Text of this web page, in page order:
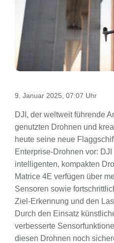
9. Januar 2025, 07:07 Uhr
DJI, der weltweit führende
genutzten Drohnen und
heute seine neue
Enterprise-Drohnen vor:
intelligenten, kompakten
Matrice 4E verfügen über
Sensoren sowie
Ziel-Erkennung und den
Durch den Einsatz
verbesserte
diesen Drohnen noch